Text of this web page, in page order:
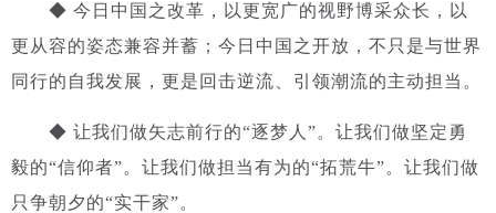
◆ 今日中国之改革，以更宽广的视野博采众长，以
更从容的姿态兼容并蓄；今日中国之开放，不只是与世界
同行的自我发展，更是回击逆流、引领潮流的主动担当。
◆ 让我们做矢志前行的“逐梦人”。让我们做坚定勇
毅的“信仰者”。让我们做担当有为的“拓荒牛”。让我们做
只争朝夕的“实干家”。